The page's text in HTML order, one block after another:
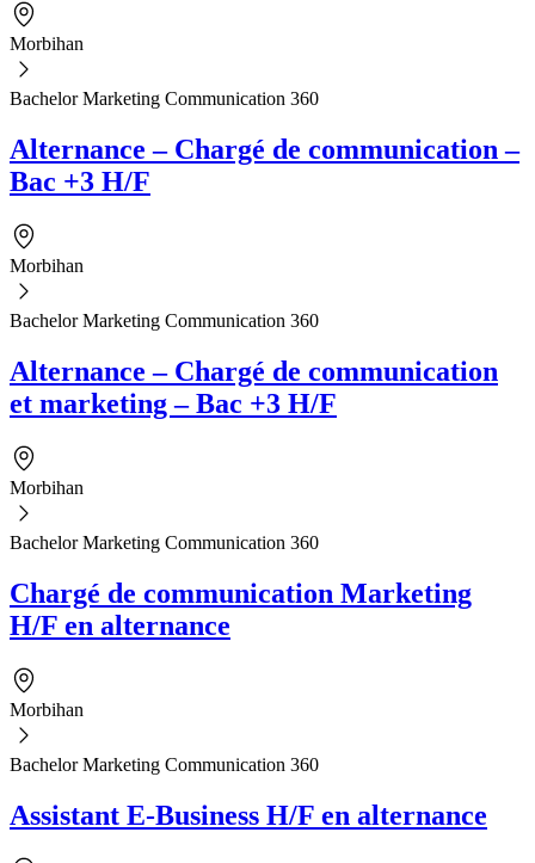
Morbihan
Bachelor Marketing Communication 360
Alternance – Chargé de communication –
Bac +3 H/F
Morbihan
Bachelor Marketing Communication 360
Alternance – Chargé de communication
et marketing – Bac +3 H/F
Morbihan
Bachelor Marketing Communication 360
Chargé de communication Marketing
H/F en alternance
Morbihan
Bachelor Marketing Communication 360
Assistant E-Business H/F en alternance